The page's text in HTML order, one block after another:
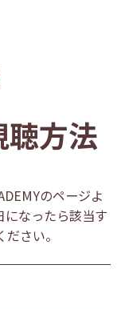
方法
のページよ
になったら該当す
さい。